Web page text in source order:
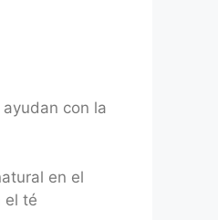
con la
en el
el té